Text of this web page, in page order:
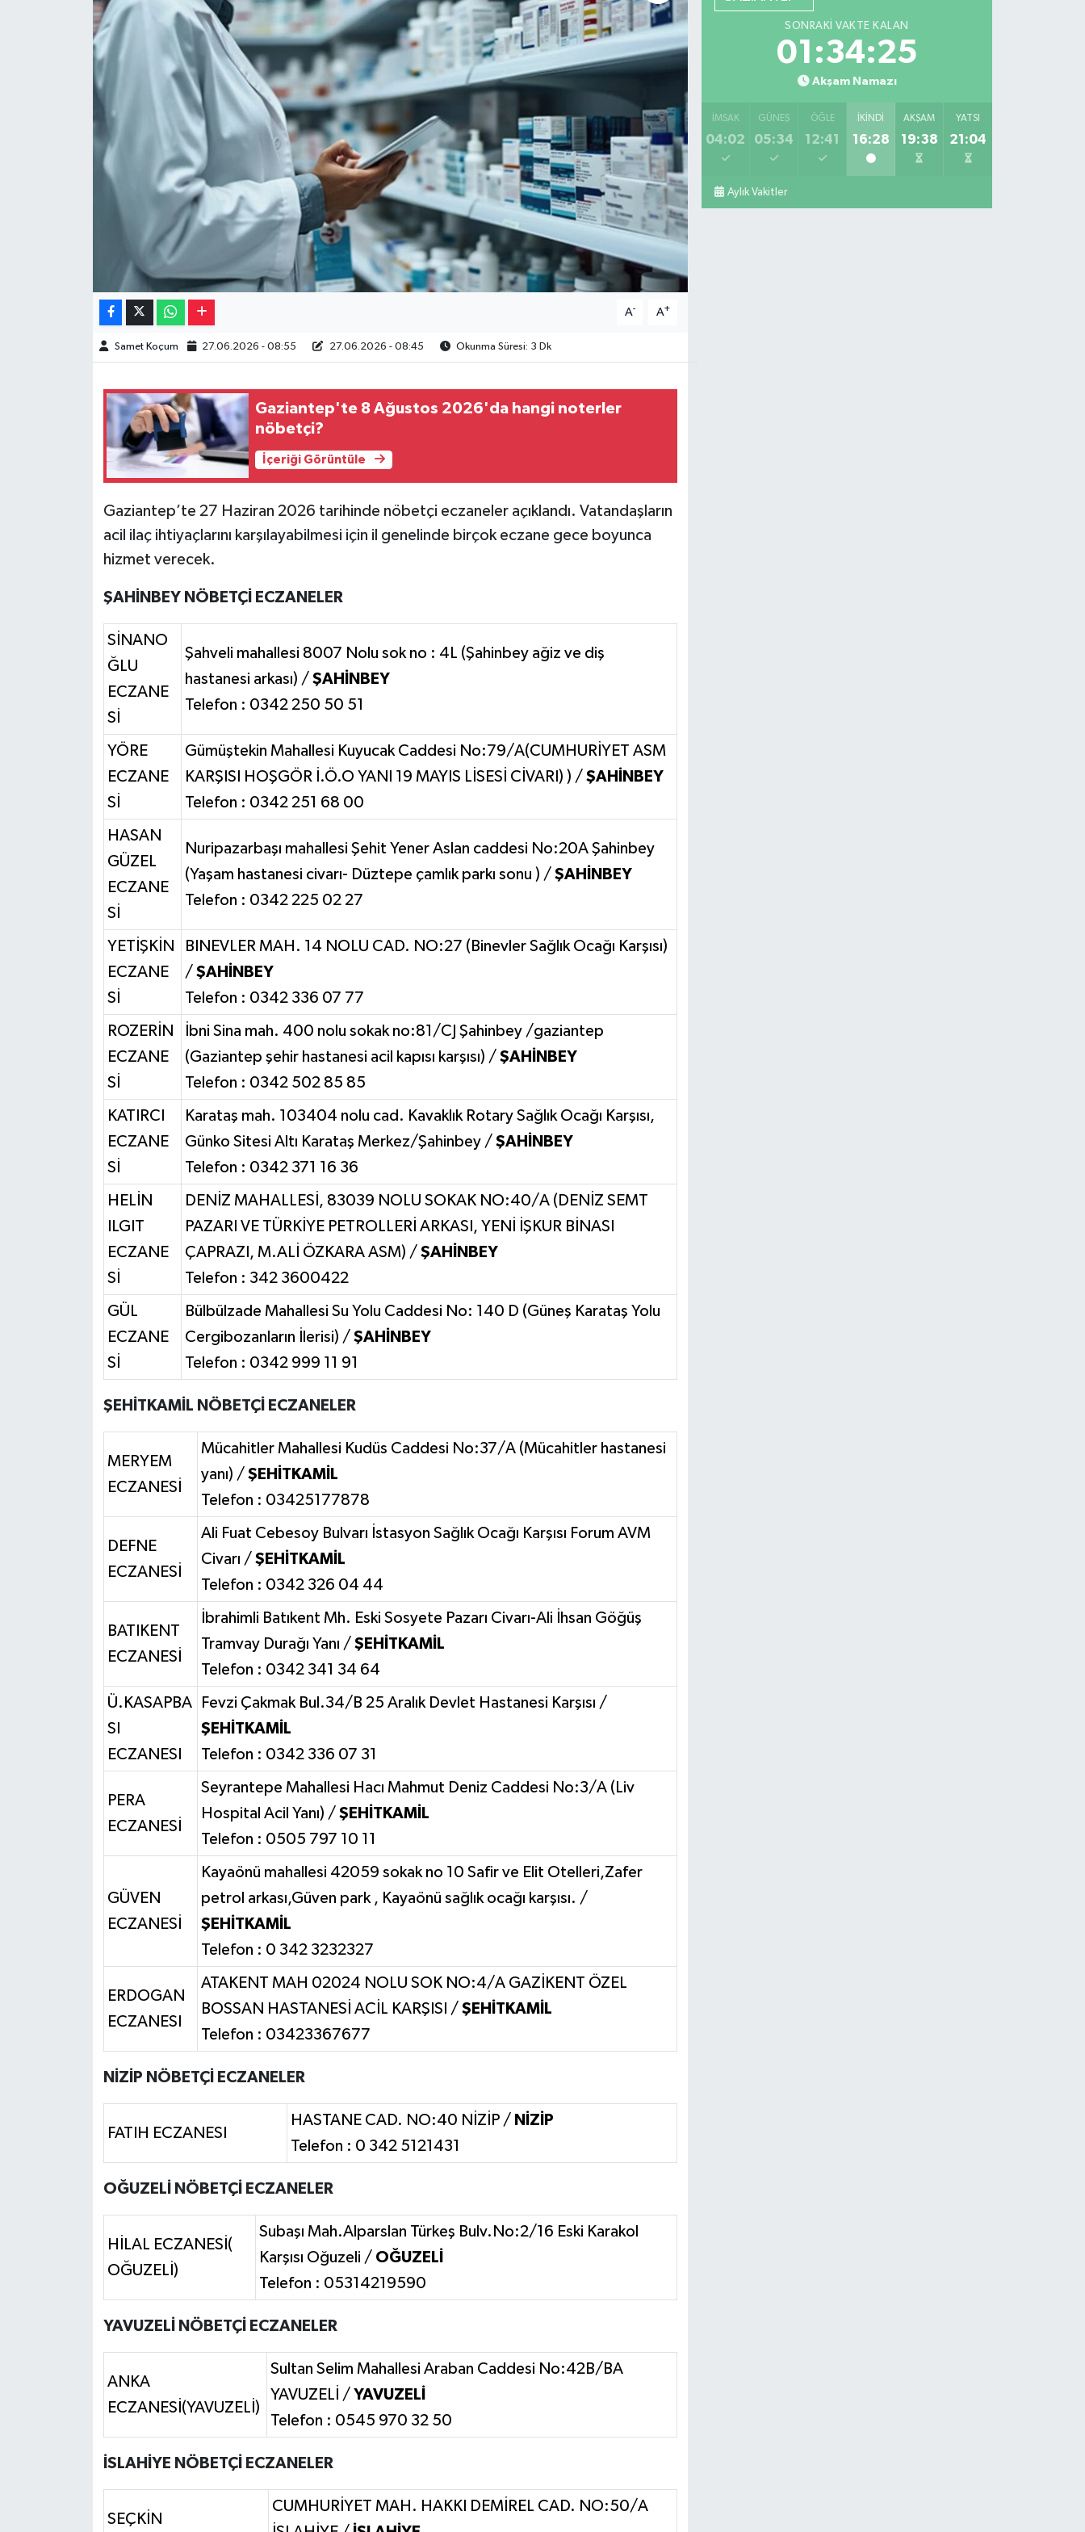
A- A+
Samet Koçum 27.06.2026 - 08:55 27.06.2026 - 08:45 Okunma Süresi: 3 Dk
Gaziantep'te 8 Ağustos 2026'da hangi noterler
nöbetçi?
İçeriği Görüntüle
Gaziantep’te 27 Haziran 2026 tarihinde nöbetçi eczaneler açıklandı. Vatandaşların
acil ilaç ihtiyaçlarını karşılayabilmesi için il genelinde birçok eczane gece boyunca
hizmet verecek.
ŞAHİNBEY NÖBETÇİ ECZANELER
SİNANO
ĞLU
ECZANE
Sİ
Şahveli mahallesi 8007 Nolu sok no : 4L (Şahinbey ağiz ve diş
hastanesi arkası) / ŞAHİNBEY
Telefon : 0342 250 50 51
YÖRE
ECZANE
Sİ
Gümüştekin Mahallesi Kuyucak Caddesi No:79/A(CUMHURİYET ASM
KARŞISI HOŞGÖR İ.Ö.O YANI 19 MAYIS LİSESİ CİVARI) ) / ŞAHİNBEY
Telefon : 0342 251 68 00
HASAN
GÜZEL
ECZANE
Sİ
Nuripazarbaşı mahallesi Şehit Yener Aslan caddesi No:20A Şahinbey
(Yaşam hastanesi civarı- Düztepe çamlık parkı sonu ) / ŞAHİNBEY
Telefon : 0342 225 02 27
YETİŞKİN
ECZANE
Sİ
BINEVLER MAH. 14 NOLU CAD. NO:27 (Binevler Sağlık Ocağı Karşısı)
/ ŞAHİNBEY
Telefon : 0342 336 07 77
ROZERİN
ECZANE
Sİ
İbni Sina mah. 400 nolu sokak no:81/CJ Şahinbey /gaziantep
(Gaziantep şehir hastanesi acil kapısı karşısı) / ŞAHİNBEY
Telefon : 0342 502 85 85
KATIRCI
ECZANE
Sİ
Karataş mah. 103404 nolu cad. Kavaklık Rotary Sağlık Ocağı Karşısı,
Günko Sitesi Altı Karataş Merkez/Şahinbey / ŞAHİNBEY
Telefon : 0342 371 16 36
HELİN
ILGIT
ECZANE
Sİ
DENİZ MAHALLESİ, 83039 NOLU SOKAK NO:40/A (DENİZ SEMT
PAZARI VE TÜRKİYE PETROLLERİ ARKASI, YENİ İŞKUR BİNASI
ÇAPRAZI, M.ALİ ÖZKARA ASM) / ŞAHİNBEY
Telefon : 342 3600422
GÜL
ECZANE
Sİ
Bülbülzade Mahallesi Su Yolu Caddesi No: 140 D (Güneş Karataş Yolu
Cergibozanların İlerisi) / ŞAHİNBEY
Telefon : 0342 999 11 91
ŞEHİTKAMİL NÖBETÇİ ECZANELER
MERYEM
ECZANESİ
Mücahitler Mahallesi Kudüs Caddesi No:37/A (Mücahitler hastanesi
yanı) / ŞEHİTKAMİL
Telefon : 03425177878
DEFNE
ECZANESİ
Ali Fuat Cebesoy Bulvarı İstasyon Sağlık Ocağı Karşısı Forum AVM
Civarı / ŞEHİTKAMİL
Telefon : 0342 326 04 44
BATIKENT
ECZANESİ
İbrahimli Batıkent Mh. Eski Sosyete Pazarı Civarı-Ali İhsan Göğüş
Tramvay Durağı Yanı / ŞEHİTKAMİL
Telefon : 0342 341 34 64
Ü.KASAPBA
SI
ECZANESI
Fevzi Çakmak Bul.34/B 25 Aralık Devlet Hastanesi Karşısı /
ŞEHİTKAMİL
Telefon : 0342 336 07 31
PERA
ECZANESİ
Seyrantepe Mahallesi Hacı Mahmut Deniz Caddesi No:3/A (Liv
Hospital Acil Yanı) / ŞEHİTKAMİL
Telefon : 0505 797 10 11
GÜVEN
ECZANESİ
Kayaönü mahallesi 42059 sokak no 10 Safir ve Elit Otelleri,Zafer
petrol arkası,Güven park , Kayaönü sağlık ocağı karşısı. /
ŞEHİTKAMİL
Telefon : 0 342 3232327
ERDOGAN
ECZANESI
ATAKENT MAH 02024 NOLU SOK NO:4/A GAZİKENT ÖZEL
BOSSAN HASTANESİ ACİL KARŞISI / ŞEHİTKAMİL
Telefon : 03423367677
NİZİP NÖBETÇİ ECZANELER
FATIH ECZANESI
HASTANE CAD. NO:40 NİZİP / NİZİP
Telefon : 0 342 5121431
OĞUZELİ NÖBETÇİ ECZANELER
HİLAL ECZANESİ(
OĞUZELİ)
Subaşı Mah.Alparslan Türkeş Bulv.No:2/16 Eski Karakol
Karşısı Oğuzeli / OĞUZELİ
Telefon : 05314219590
YAVUZELİ NÖBETÇİ ECZANELER
ANKA
ECZANESİ(YAVUZELİ)
Sultan Selim Mahallesi Araban Caddesi No:42B/BA
YAVUZELİ / YAVUZELİ
Telefon : 0545 970 32 50
İSLAHİYE NÖBETÇİ ECZANELER
SEÇKİN
CUMHURİYET MAH. HAKKI DEMİREL CAD. NO:50/A
SONRAKI VAKTE KALAN
01:34:24
Akşam Namazı
İMSAK
04:02
GÜNEŞ
05:34
ÖĞLE
12:41
İKINDI
16:28
AKŞAM
19:38
YATSI
21:04
Aylık Vakitler
Video Haber
Yeme-İçme